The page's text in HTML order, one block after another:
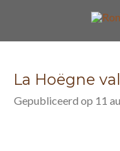
deLa Hoëgne
Gepubliceerd op 11